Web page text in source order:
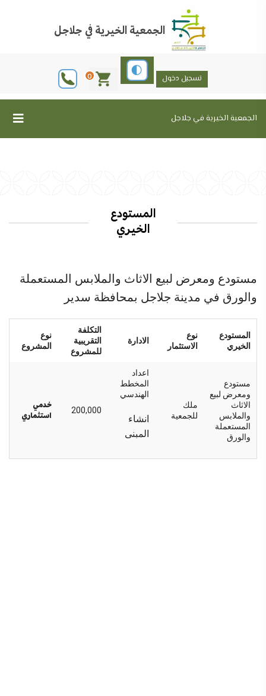
الجمعية الخيرية في جلاجل
تسجيل دخول 0
الجمعية الخيرية في جلاجل
المستودع
الخيري
مستودع ومعرض لبيع الاثاث والملابس المستعملة
والورق في مدينة جلاجل بمحافظة سدير
المستودع
الخيري
نوع
الاستثمار
الادارة
التكلفة
التقريبية
للمشروع
نوع
المشروع
مستودع
ومعرض لبيع
الاثاث
والملابس
المستعملة
والورق
ملك
للجمعية
اعداد
المخطط
الهندسي
انشاء
المبنى
200,000
خدمي
استثماري